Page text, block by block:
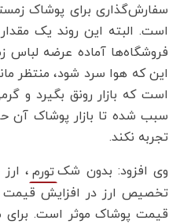
سفارش‌گذاری برای پوشاک
است. البته این روند یک
فروشگاه‌ها آماده عرضه لباس
این که هوا سرد شود، منتظر
است که بازار رونق بگیرد و
سبب شده تا بازار پوشاک آن
تجربه نکند.
وی افزود: بدون شک تورم ،
تخصیص ارز در افزایش قیمت
قیمت پوشاک موثر است. برای